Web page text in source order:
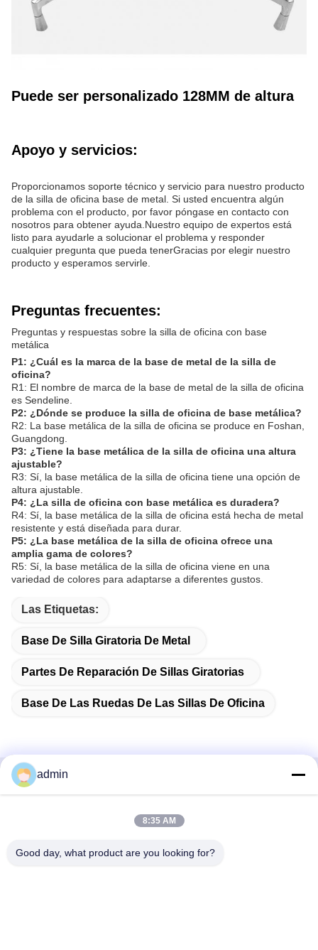
Puede ser personalizado 128MM de altura
Apoyo y servicios:
Proporcionamos soporte técnico y servicio para nuestro producto
de la silla de oficina base de metal. Si usted encuentra algún
problema con el producto, por favor póngase en contacto con
nosotros para obtener ayuda.Nuestro equipo de expertos está
listo para ayudarle a solucionar el problema y responder
cualquier pregunta que pueda tenerGracias por elegir nuestro
producto y esperamos servirle.
Preguntas frecuentes:
Preguntas y respuestas sobre la silla de oficina con base
metálica
P1: ¿Cuál es la marca de la base de metal de la silla de
oficina?
R1: El nombre de marca de la base de metal de la silla de oficina
es Sendeline.
P2: ¿Dónde se produce la silla de oficina de base metálica?
R2: La base metálica de la silla de oficina se produce en Foshan,
Guangdong.
P3: ¿Tiene la base metálica de la silla de oficina una altura
ajustable?
R3: Sí, la base metálica de la silla de oficina tiene una opción de
altura ajustable.
P4: ¿La silla de oficina con base metálica es duradera?
R4: Sí, la base metálica de la silla de oficina está hecha de metal
resistente y está diseñada para durar.
P5: ¿La base metálica de la silla de oficina ofrece una
amplia gama de colores?
R5: Sí, la base metálica de la silla de oficina viene en una
variedad de colores para adaptarse a diferentes gustos.
Las Etiquetas:
Base De Silla Giratoria De Metal
Partes De Reparación De Sillas Giratorias
Base De Las Ruedas De Las Sillas De Oficina
Contacto rápido
ciudad de Foshan, provincia de Guangdong, China
admin
8:35 AM
Good day, what product are you looking for?